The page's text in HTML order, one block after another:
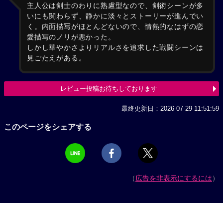
主人公は剣士のわりに熟慮型なので、剣術シーンが多
いにも関わらず、静かに淡々とストーリーが進んでい
く。内面描写がほとんどないので、情熱的なはずの恋
愛描写のノリが悪かった。
しかし華やかさよりリアルさを追求した戦闘シーンは
見ごたえがある。
レビュー投稿お待ちしております
最終更新日：2026-07-29 11:51:59
このページをシェアする
（広告を非表示にするには）